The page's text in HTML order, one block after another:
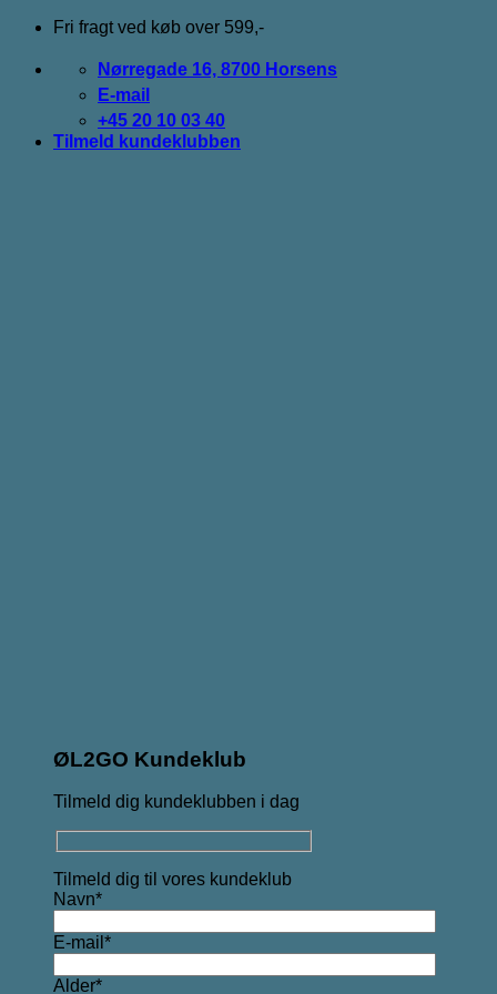
Fortsæt
indhold
Fri fragt ved køb over 599,-
Nørregade 16, 8700 Horsens
E-mail
+45 20 10 03 40
Tilmeld kundeklubben
ØL2GO Kundeklub
Tilmeld dig kundeklubben i dag
Tilmeld dig til vores kundeklub
Navn*
E-mail*
Alder*